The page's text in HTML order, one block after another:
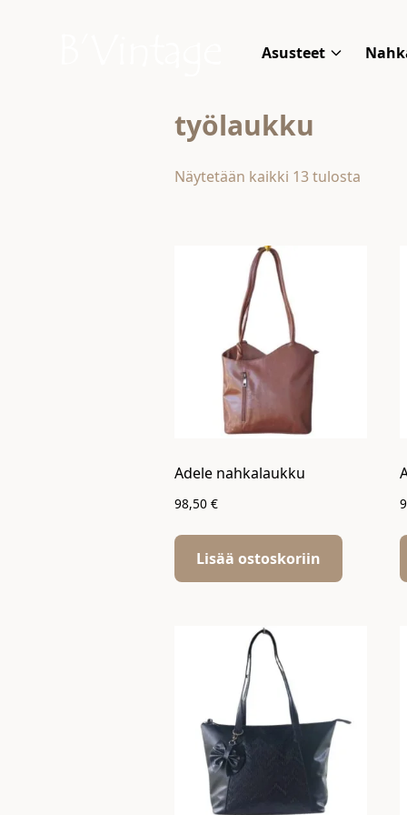
Asusteet
työlaukku
Näytetään kaikki 13 tulosta
Adele nahkalaukku
98,50 €
Lisää ostoskoriin